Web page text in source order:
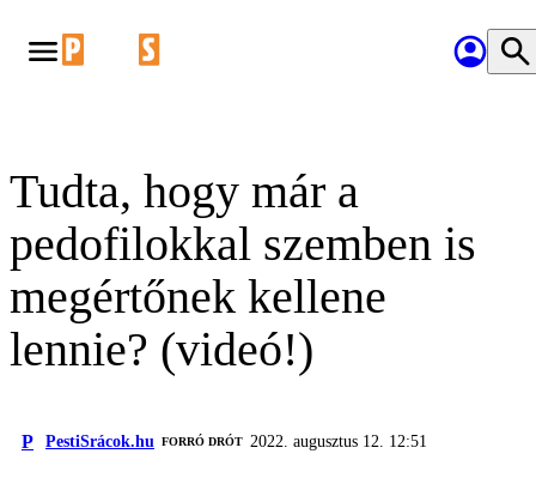
Tudta, hogy már a
pedofilokkal szemben is
megértőnek kellene
lennie? (videó!)
P PestiSrácok.hu FORRÓ DRÓT 2022. augusztus 12. 12:51